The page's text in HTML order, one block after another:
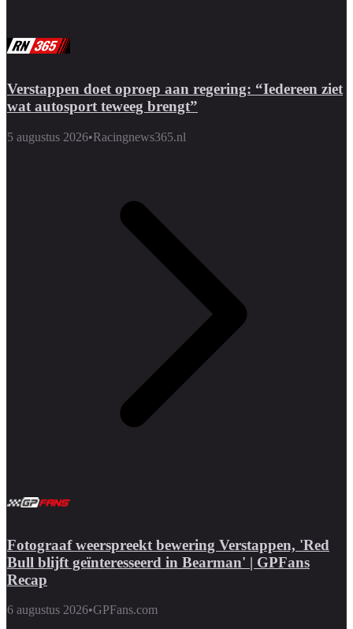
Verstappen doet oproep aan regering: “Iedereen ziet
wat autosport teweeg brengt”
5 augustus 2026•Racingnews365.nl
Fotograaf weerspreekt bewering Verstappen, 'Red
Bull blijft geïnteresseerd in Bearman' | GPFans
Recap
6 augustus 2026•GPFans.com